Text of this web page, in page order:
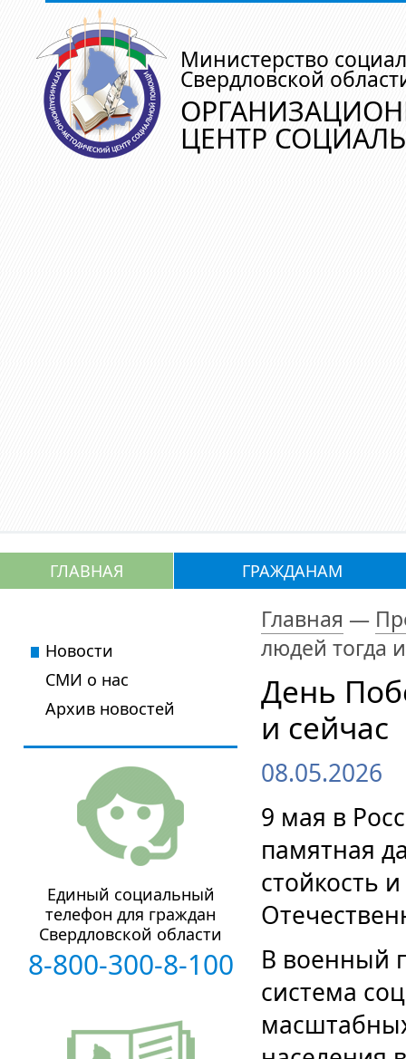
Министерство
Свердловской
ЦЕНТР
ГЛАВНАЯ ГРАЖДАНАМ
Главная —
людей тогда
День
и сейчас
08.05.2026
9 мая в
памятная
стойкость
В военный
система
Новости
СМИ о нас
Архив новостей
Единый социальный
телефон для граждан
Свердловской области
8-800-300-8-100